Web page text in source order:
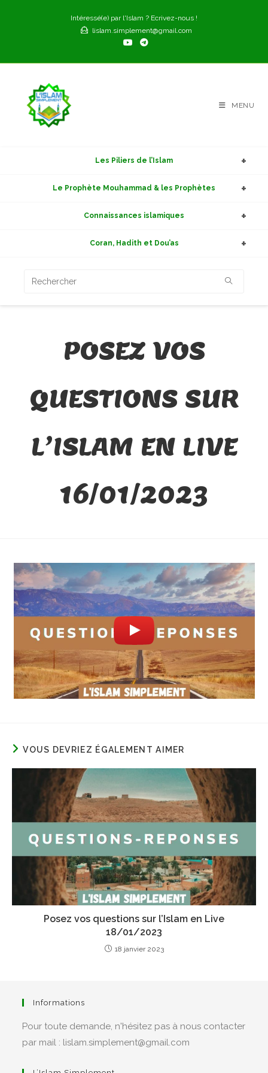
Intéressé(e) par l'Islam ? Ecrivez-nous !
lislam.simplement@gmail.com
MENU
Les Piliers de l’Islam
Le Prophète Mouhammad & les Prophètes
Connaissances islamiques
Coran, Hadith et Dou’as
POSEZ VOS
QUESTIONS SUR
L’ISLAM EN LIVE
16/01/2023
VOUS DEVRIEZ ÉGALEMENT AIMER
Posez vos questions sur l’Islam en Live
18/01/2023
18 janvier 2023
Informations
Pour toute demande, n'hésitez pas à nous contacter
par mail : lislam.simplement@gmail.com